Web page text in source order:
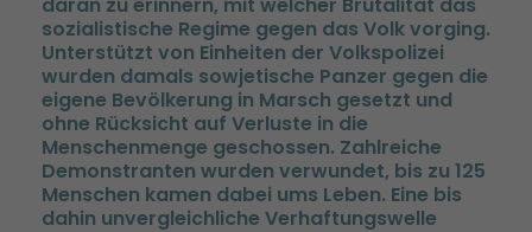
sozialistische Regime gegen das Volk vorging.
Unterstützt von Einheiten der Volkspolizei
wurden damals sowjetische Panzer gegen die
eigene Bevölkerung in Marsch gesetzt und
ohne Rücksicht auf Verluste in die
Menschenmenge geschossen. Zahlreiche
Demonstranten wurden verwundet, bis zu 125
Menschen kamen dabei ums Leben. Eine bis
dahin unvergleichliche Verhaftungswelle